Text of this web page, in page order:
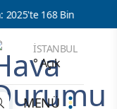
Çocuk Suça
İSTANBUL
° Açık
MENÜ